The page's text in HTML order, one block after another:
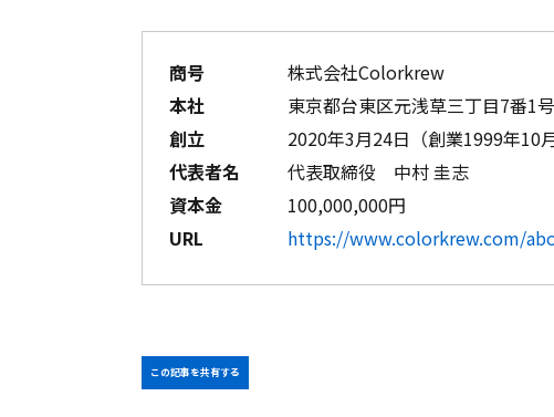
商号
株式会社Colorkrew
本社
東京都台東区元浅草三丁目7番1
創立
2020年3月24日（創業1999年10⽉
代表者名
代表取締役 中村 圭志
資本金
100,000,000円
URL
https://www.colorkrew.com/
この記事を共有する